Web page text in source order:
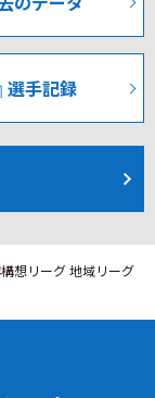
した。
牽引した。32分
びネットを揺ら
オフサイドの判
いたものの、38
強さじゃないで
な感じを受け
ふうにやってい
かなというふう
いう形で、 4-4-2
下の選手、ボラ
必要なんじゃ
けど、ただゲー
選手記録
想リーグ 地域リーグ